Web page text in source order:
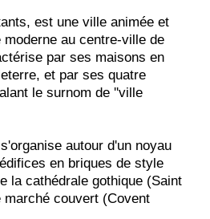
est une ville animée et
au centre-ville de
par ses maisons en
et par ses quatre
le surnom de ''ville
autour d'un noyau
en briques de style
la cathédrale gothique (Saint
marché couvert (Covent